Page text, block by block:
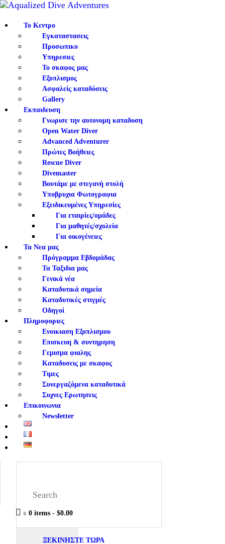
Το Κεντρο
Εγκαταστασεις
Προσωπικο
Υπηρεσιες
Το σκαφος μας
Εξοπλισμος
Ασφαλείς καταδύσεις
Gallery
Εκπαιδευση
Γνωρισε την αυτονομη καταδυση
Open Water Diver
Advanced Adventurer
Πρώτες Βοήθειες
Rescue Diver
Divemaster
Βουτάμε με στεγανή στολή
Υποβρυχια Φωτογραφια
Εξειδικευμένες Υπηρεσίες
Για εταιρίες/ομάδες
Για μαθητές/σχολεία
Για οικογένειες
Τα Νεα μας
Πρόγραμμα Εβδομάδας
Τα Ταξιδια μας
Γενικά νέα
Καταδυτικά σημεία
Καταδυτικές στιγμές
Οδηγοί
Πληροφοριες
Ενοικιαση Εξοπλισμου
Επισκευη & συντηρηση
Γεμισμα φιαλης
Καταδυσεις με σκαφος
Τιμες
Συνεργαζόμενα καταδυτικά
Συχνες Ερωτησεις
Επικοινωνια
Newsletter
0 0 items- $0.00
ΞΕΚΙΝΗΣΤΕ ΤΩΡΑ
ΤΟ ΚΕΝΤΡΟ
ΕΚΠΑΙΔΕΥΣΗ
ΤΑ ΝΕΑ ΜΑΣ
ΠΛΗΡΟΦΟΡΙΕΣ
ΕΠΙΚΟΙΝΩΝΙΑ